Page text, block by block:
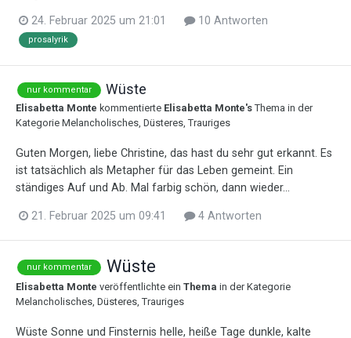
24. Februar 2025 um 21:01 10 Antworten
prosalyrik
nur kommentar Wüste
Elisabetta Monte kommentierte Elisabetta Monte's Thema in der
Kategorie Melancholisches, Düsteres, Trauriges
Guten Morgen, liebe Christine, das hast du sehr gut erkannt. Es
ist tatsächlich als Metapher für das Leben gemeint. Ein
ständiges Auf und Ab. Mal farbig schön, dann wieder...
21. Februar 2025 um 09:41 4 Antworten
nur kommentar Wüste
Elisabetta Monte veröffentlichte ein Thema in der Kategorie
Melancholisches, Düsteres, Trauriges
Wüste Sonne und Finsternis helle, heiße Tage dunkle, kalte